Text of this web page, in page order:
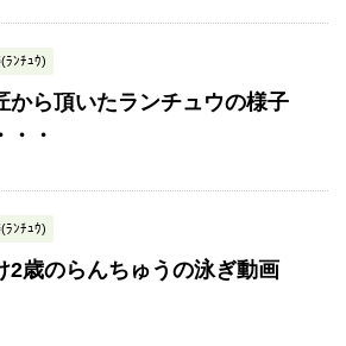
ﾗﾝﾁｭｳ)
から頂いたランチュウの様子
・・
ﾗﾝﾁｭｳ)
2歳のらんちゅうの泳ぎ動画